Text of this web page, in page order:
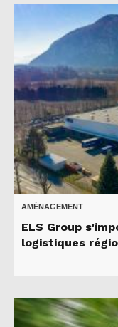
AMÉNAGEMENT
ELS Group
logistiques